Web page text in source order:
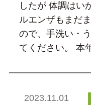
したが 体調はい
ルエンザもまだ
ので、手洗い・
てください。 本
2023.11.01